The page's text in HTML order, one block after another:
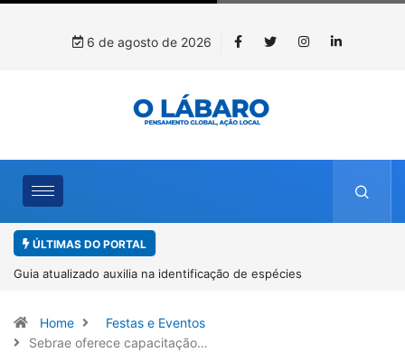
6 de agosto de 2026
ÚLTIMAS DO PORTAL
Kinross inicia rastreamento digital de 10 mil mudas usadas na
Home
Festas e Eventos
Sebrae oferece capacitação…